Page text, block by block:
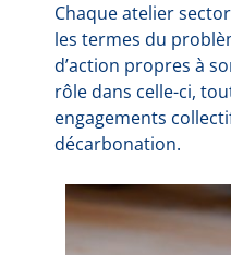
Chaque atelier
les termes du
d’action propres à
rôle dans celle-ci,
engagements
décarbonation.